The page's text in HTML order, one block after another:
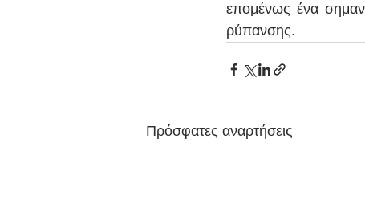
επομένως ένα
ρύπανσης.
Πρόσφατες αναρτήσεις